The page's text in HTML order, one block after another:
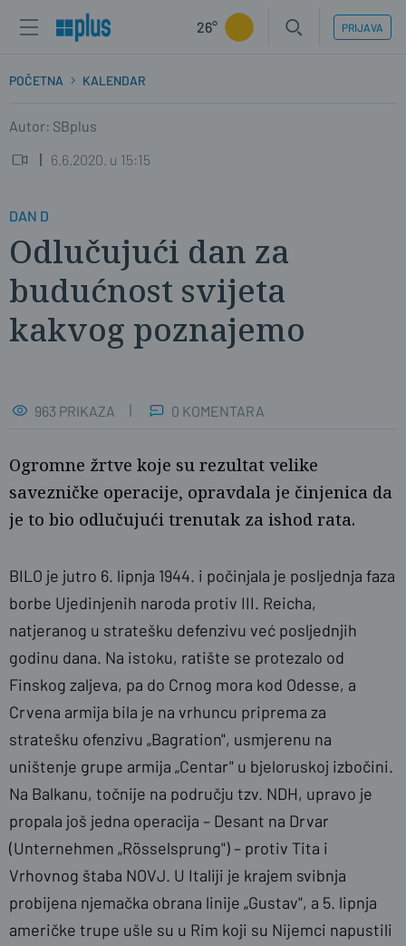
26° PRIJAVA
POČETNA KALENDAR
Autor: SBplus
6.6.2020. u 15:15
DAN D
Odlučujući dan za
budućnost svijeta
kakvog poznajemo
naslovnicaSBplus
963 PRIKAZA 0 KOMENTARA
Ogromne žrtve koje su rezultat velike
savezničke operacije, opravdala je činjenica da
je to bio odlučujući trenutak za ishod rata.
BILO je jutro 6. lipnja 1944. i počinjala je posljednja faza
borbe Ujedinjenih naroda protiv III. Reicha,
natjeranog u stratešku defenzivu već posljednjih
godinu dana. Na istoku, ratište se protezalo od
Finskog zaljeva, pa do Crnog mora kod Odesse, a
Crvena armija bila je na vrhuncu priprema za
stratešku ofenzivu „Bagration", usmjerenu na
uništenje grupe armija „Centar" u bjeloruskoj izbočini.
Na Balkanu, točnije na području tzv. NDH, upravo je
propala još jedna operacija – Desant na Drvar
(Unternehmen „Rösselsprung") – protiv Tita i
Vrhovnog štaba NOVJ. U Italiji je krajem svibnja
probijena njemačka obrana linije „Gustav", a 5. lipnja
američke trupe ušle su u Rim koji su Nijemci napustili